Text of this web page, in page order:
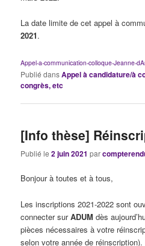
La date limite de cet appel à
2021.
Appel-a-communication-colloque-Jeanne-
Publié dansAppel à candidature/à
congrès, etc
[Info thèse]
Publié le2 juin 2021 par
Bonjour à toutes et à tous,
Les inscriptions 2021-2022 sont
connecter surADUMdès
pièces nécessaires à votre
selon votre année de